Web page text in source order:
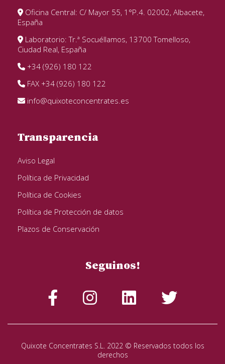
Oficina Central: C/ Mayor 55, 1°P.4. 02002, Albacete,
España
Laboratorio: Tr.ª Socuéllamos, 13700 Tomelloso,
Ciudad Real, España
+34 (926) 180 122
FAX +34 (926) 180 122
info@quixoteconcentrates.es
Transparencia
Aviso Legal
Política de Privacidad
Política de Cookies
Política de Protección de datos
Plazos de Conservación
Seguinos!
Quixote Concentrates S.L. 2022 © Reservados todos los
derechos